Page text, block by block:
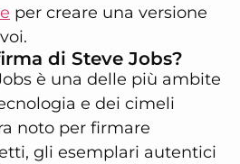
per creare una versione
di Steve Jobs?
è una delle più ambite
e dei cimeli
noto per firmare
gli esemplari autentici